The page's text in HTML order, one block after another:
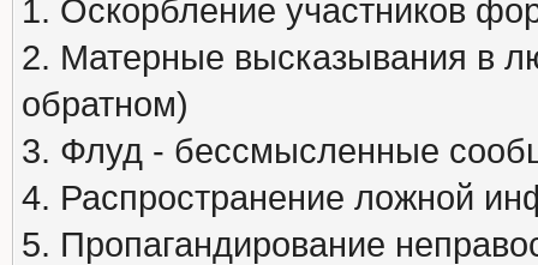
1. Оскорбление участников
2. Матерные высказывания в
обратном)
3. Флуд - бессмысленные
4. Распространение ложной
5. Пропагандирование